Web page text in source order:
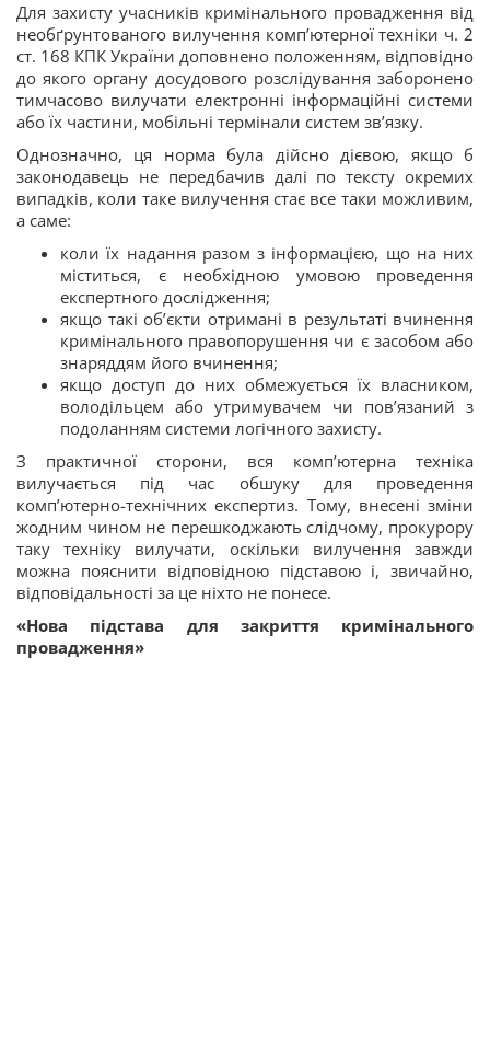
Для захисту учасників кримінального провадження від
необґрунтованого вилучення комп’ютерної техніки ч. 2
ст. 168 КПК України доповнено положенням, відповідно
до якого органу досудового розслідування заборонено
тимчасово вилучати електронні інформаційні системи
або їх частини, мобільні термінали систем зв’язку.
Однозначно, ця норма була дійсно дієвою, якщо б
законодавець не передбачив далі по тексту окремих
випадків, коли таке вилучення стає все таки можливим,
а саме:
коли їх надання разом з інформацією, що на них
міститься, є необхідною умовою проведення
експертного дослідження;
якщо такі об’єкти отримані в результаті вчинення
кримінального правопорушення чи є засобом або
знаряддям його вчинення;
якщо доступ до них обмежується їх власником,
володільцем або утримувачем чи пов’язаний з
подоланням системи логічного захисту.
З практичної сторони, вся комп’ютерна техніка
вилучається під час обшуку для проведення
комп’ютерно-технічних експертиз. Тому, внесені зміни
жодним чином не перешкоджають слідчому, прокурору
таку техніку вилучати, оскільки вилучення завжди
можна пояснити відповідною підставою і, звичайно,
відповідальності за це ніхто не понесе.
«Нова підстава для закриття кримінального
провадження»